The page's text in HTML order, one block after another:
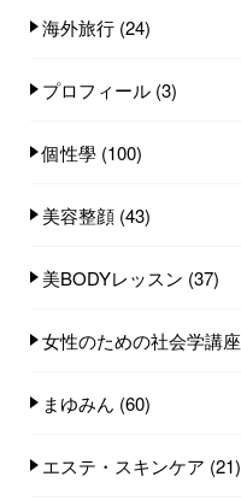
海外旅行 (24)
プロフィール (3)
個性學 (100)
美容整顔 (43)
美BODYレッスン (37)
女性のための社会学講座
まゆみん (60)
エステ・スキンケア (21)